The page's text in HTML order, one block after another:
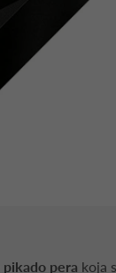
pikado pera koja